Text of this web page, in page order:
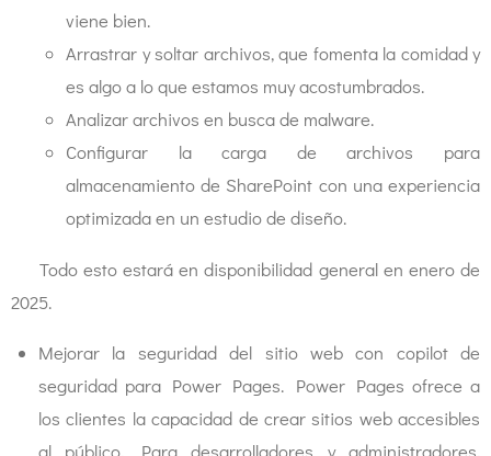
viene bien.
Arrastrar y soltar archivos, que fomenta la comidad y
es algo a lo que estamos muy acostumbrados.
Analizar archivos en busca de malware.
Configurar la carga de archivos para
almacenamiento de SharePoint con una experiencia
optimizada en un estudio de diseño.
Todo esto estará en disponibilidad general en enero de
2025.
Mejorar la seguridad del sitio web con copilot de
seguridad para Power Pages. Power Pages ofrece a
los clientes la capacidad de crear sitios web accesibles
al público. Para desarrolladores y administradores,